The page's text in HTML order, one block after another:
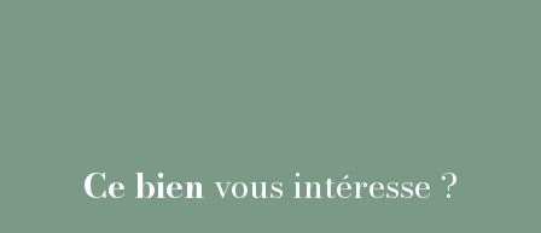
Ce bienvous intéresse ?